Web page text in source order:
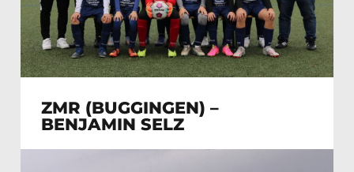
ZMR (BUGGINGEN) –
BENJAMIN SELZ